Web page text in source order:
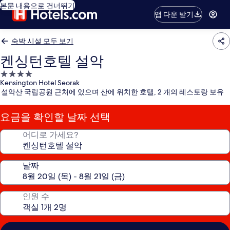
본문 내용으로 건너뛰기
앱 다운 받기
숙박 시설 모두 보기
켄싱턴호텔 설악
4.0
성
급
숙
박
시
Kensington Hotel Seorak
설악산 국립공원 근처에 있으며 산에 위치한 호텔, 2 개의 레스토랑 보유
요금을 확인할 날짜 선택
어디로 가세요?
날짜
인원 수